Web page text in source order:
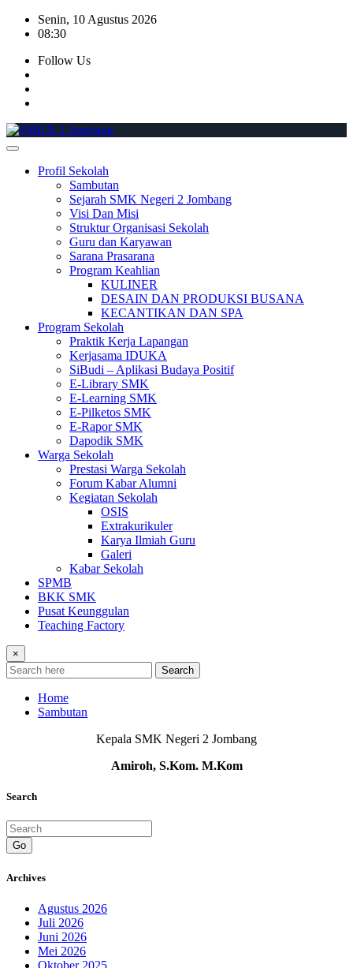
Skip
Senin, 10 Agustus 2026
08:30
Follow Us
Profil Sekolah
Sambutan
Sejarah SMK Negeri 2 Jombang
Visi Dan Misi
Struktur Organisasi Sekolah
Guru dan Karyawan
Sarana Prasarana
Program Keahlian
KULINER
DESAIN DAN PRODUKSI BUSANA
KECANTIKAN DAN SPA
Program Sekolah
Praktik Kerja Lapangan
Kerjasama IDUKA
SiBudi – Aplikasi Budaya Positif
E-Library SMK
E-Learning SMK
E-Pilketos SMK
E-Rapor SMK
Dapodik SMK
Warga Sekolah
Prestasi Warga Sekolah
Forum Kabar Alumni
Kegiatan Sekolah
OSIS
Extrakurikuler
Karya Ilmiah Guru
Galeri
Kabar Sekolah
SPMB
BKK SMK
Pusat Keunggulan
Teaching Factory
×
Search
Home
Sambutan
Kepala SMK Negeri 2 Jombang
Amiroh, S.Kom. M.Kom
Search
Go
Archives
Agustus 2026
Juli 2026
Juni 2026
Mei 2026
Oktober 2025